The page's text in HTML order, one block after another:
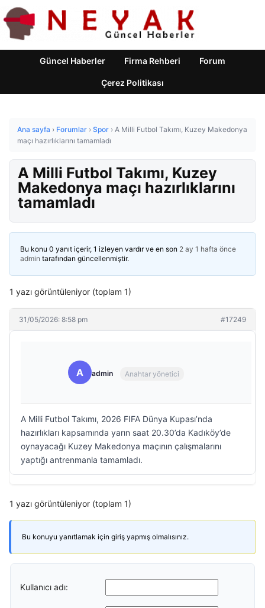
Güncel Haberler Firma Rehberi Forum
Çerez Politikası
Ana sayfa › Forumlar › Spor › A Milli Futbol Takımı, Kuzey Makedonya
maçı hazırlıklarını tamamladı
A Milli Futbol Takımı, Kuzey
Makedonya maçı hazırlıklarını
tamamladı
Bu konu 0 yanıt içerir, 1 izleyen vardır ve en son 2 ay 1 hafta önce
admin tarafından güncellenmiştir.
1 yazı görüntüleniyor (toplam 1)
31/05/2026: 8:58 pm #17249
A admin Anahtar yönetici
A Milli Futbol Takımı, 2026 FIFA Dünya Kupası’nda
hazırlıkları kapsamında yarın saat 20.30’da Kadıköy’de
oynayacağı Kuzey Makedonya maçının çalışmalarını
yaptığı antrenmanla tamamladı.
1 yazı görüntüleniyor (toplam 1)
Bu konuyu yanıtlamak için giriş yapmış olmalısınız.
Kullanıcı adı: